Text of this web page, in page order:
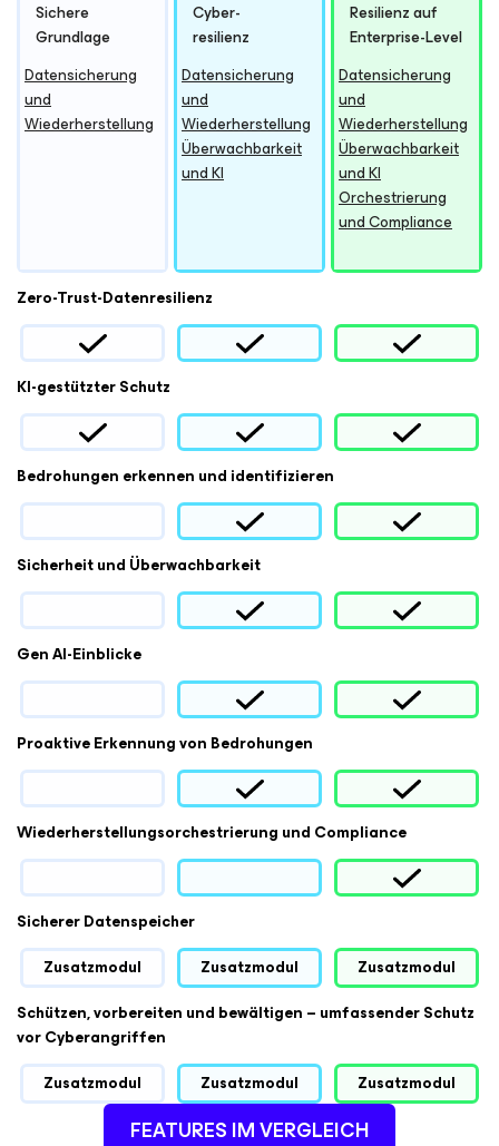
Sichere
Grundlage
Cyber-
resilienz
Resilienz auf
Enterprise-Level
Datensicherung
und
Wiederherstellung
Datensicherung
und
Wiederherstellung
Überwachbarkeit
und KI
Datensicherung
und
Wiederherstellung
Überwachbarkeit
und KI
Orchestrierung
und Compliance
Zero-Trust-Datenresilienz
KI-gestützter Schutz
Bedrohungen erkennen und identifizieren
Sicherheit und Überwachbarkeit
Gen AI-Einblicke
Proaktive Erkennung von Bedrohungen
Wiederherstellungsorchestrierung und Compliance
Sicherer Datenspeicher
Zusatzmodul
Zusatzmodul
Zusatzmodul
Schützen, vorbereiten und bewältigen – umfassender Schutz
vor Cyberangriffen
Zusatzmodul
Zusatzmodul Zusatzmodul
FEATURES IM VERGLEICH